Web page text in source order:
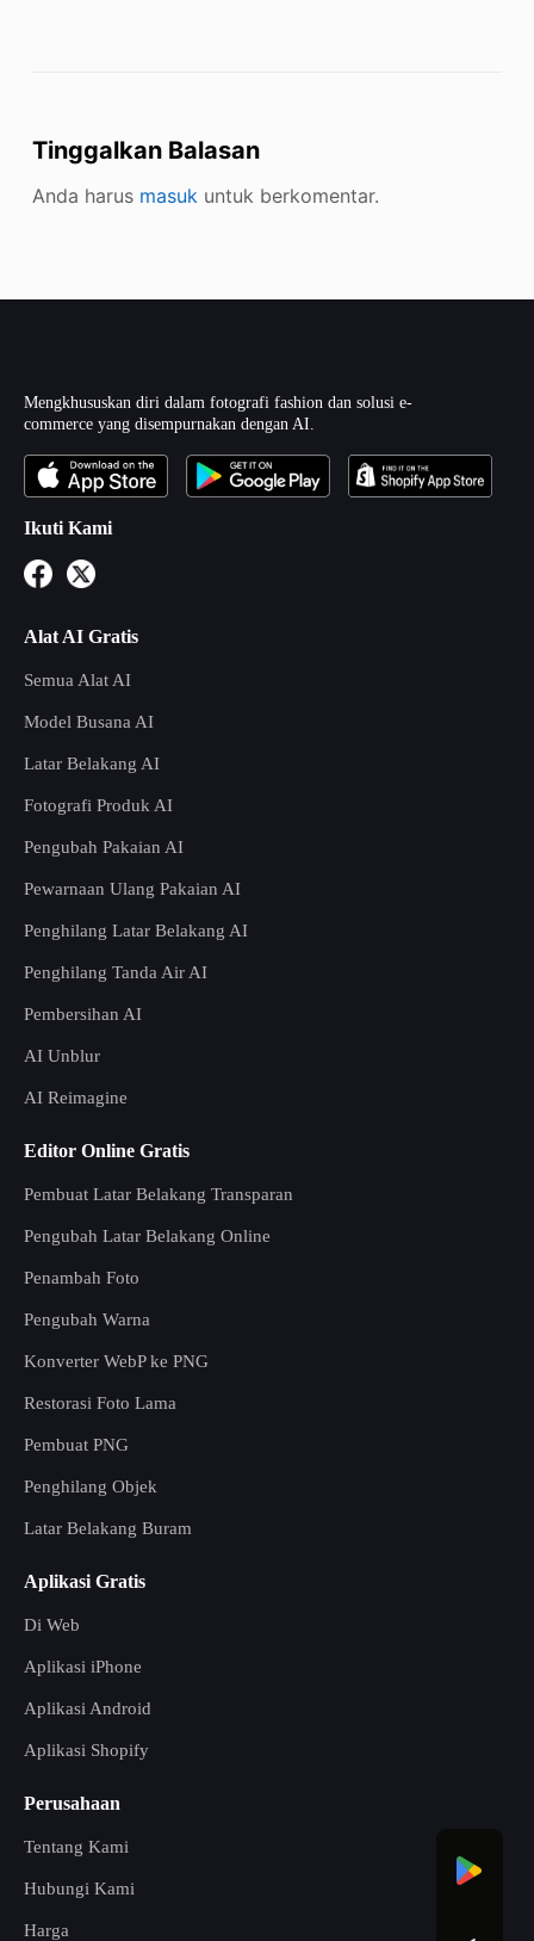
Tinggalkan Balasan
Anda harus masuk untuk berkomentar.
Mengkhususkan diri dalam fotografi fashion dan solusi e-
commerce yang disempurnakan dengan AI.
Ikuti Kami
Alat AI Gratis
Semua Alat AI
Model Busana AI
Latar Belakang AI
Fotografi Produk AI
Pengubah Pakaian AI
Pewarnaan Ulang Pakaian AI
Penghilang Latar Belakang AI
Penghilang Tanda Air AI
Pembersihan AI
AI Unblur
AI Reimagine
Editor Online Gratis
Pembuat Latar Belakang Transparan
Pengubah Latar Belakang Online
Penambah Foto
Pengubah Warna
Konverter WebP ke PNG
Restorasi Foto Lama
Pembuat PNG
Penghilang Objek
Latar Belakang Buram
Aplikasi Gratis
Di Web
Aplikasi iPhone
Aplikasi Android
Aplikasi Shopify
Perusahaan
Tentang Kami
Hubungi Kami
Harga